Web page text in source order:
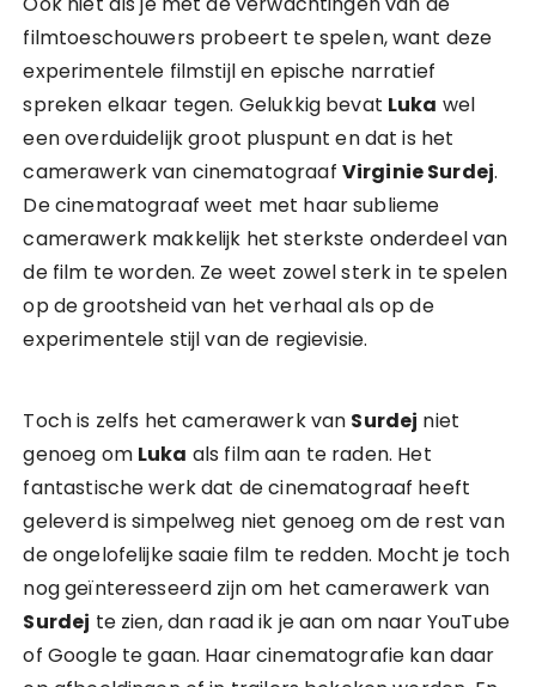
filmtoeschouwers probeert te spelen, want deze
experimentele filmstijl en epische narratief
spreken elkaar tegen. Gelukkig bevat Luka wel
een overduidelijk groot pluspunt en dat is het
camerawerk van cinematograaf Virginie Surdej.
De cinematograaf weet met haar sublieme
camerawerk makkelijk het sterkste onderdeel van
de film te worden. Ze weet zowel sterk in te spelen
op de grootsheid van het verhaal als op de
experimentele stijl van de regievisie.
Toch is zelfs het camerawerk van Surdej niet
genoeg om Luka als film aan te raden. Het
fantastische werk dat de cinematograaf heeft
geleverd is simpelweg niet genoeg om de rest van
de ongelofelijke saaie film te redden. Mocht je toch
nog geïnteresseerd zijn om het camerawerk van
Surdej te zien, dan raad ik je aan om naar YouTube
of Google te gaan. Haar cinematografie kan daar